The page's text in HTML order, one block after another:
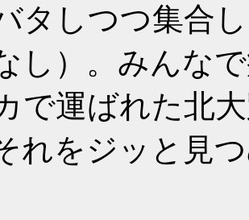
タしつつ集合
し）。みんな
で運ばれた北
れをジッと見